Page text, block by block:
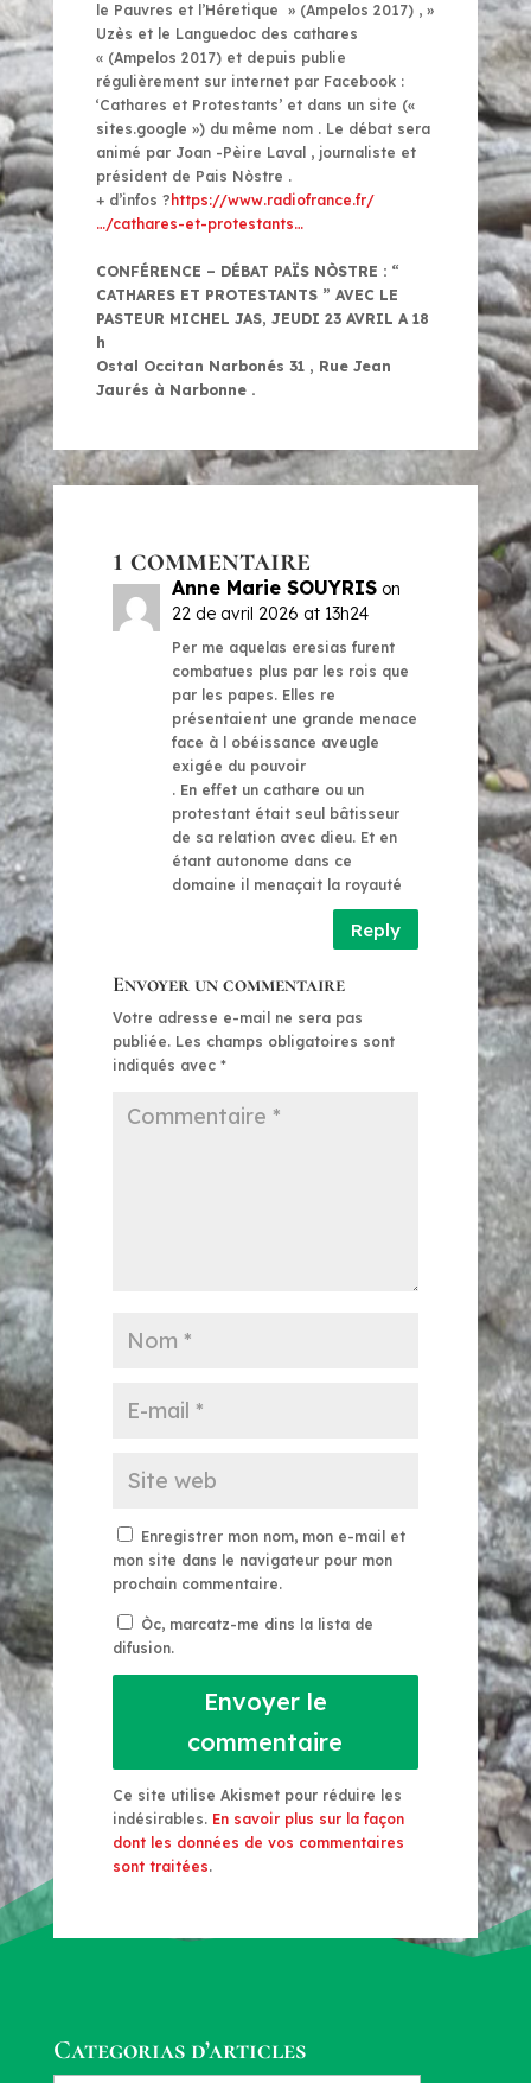
le Pauvres et l’Héretique » (Ampelos 2017) , »
Uzès et le Languedoc des cathares
« (Ampelos 2017) et depuis publie
régulièrement sur internet par Facebook :
‘Cathares et Protestants’ et dans un site («
sites.google ») du même nom . Le débat sera
animé par Joan -Pèire Laval , journaliste et
président de Pais Nòstre .
+ d’infos ? https://www.radiofrance.fr/
…/cathares-et-protestants…
CONFÉRENCE – DÉBAT PAÏS NÒSTRE : “
CATHARES ET PROTESTANTS ” AVEC LE
PASTEUR MICHEL JAS, JEUDI 23 AVRIL A 18
h
Ostal Occitan Narbonés 31 , Rue Jean
Jaurés à Narbonne .
1 commentaire
Anne Marie SOUYRIS on
22 de avril 2026 at 13h24
Per me aquelas eresias furent
combatues plus par les rois que
par les papes. Elles re
présentaient une grande menace
face à l obéissance aveugle
exigée du pouvoir
. En effet un cathare ou un
protestant était seul bâtisseur
de sa relation avec dieu. Et en
étant autonome dans ce
domaine il menaçait la royauté
Reply
Envoyer un commentaire
Votre adresse e-mail ne sera pas
publiée. Les champs obligatoires sont
indiqués avec *
Enregistrer mon nom, mon e-mail et
mon site dans le navigateur pour mon
prochain commentaire.
Òc, marcatz-me dins la lista de
difusion.
Envoyer le
commentaire
Ce site utilise Akismet pour réduire les
indésirables. En savoir plus sur la façon
dont les données de vos commentaires
sont traitées.
Categorias d’articles